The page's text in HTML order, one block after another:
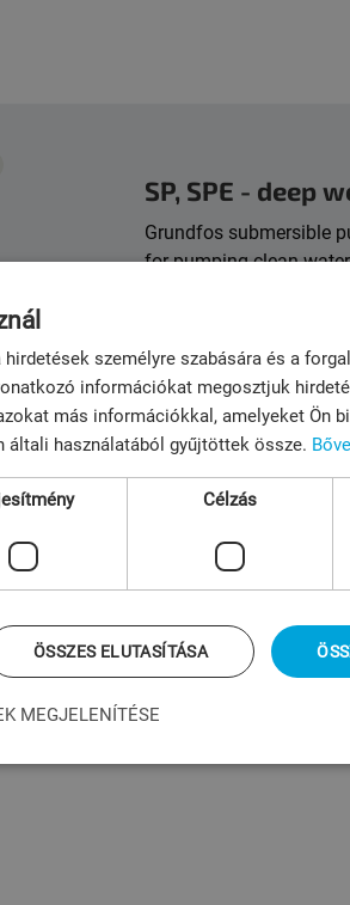
SP, SPE - deep
Grundfos submersible
for pumping clean
horizontally. Made of
Operating range
Qmax: 290 m3/h
Hmax: 672 m
Max. operating
Tmax: up to 90°C
személyre szabására és a
információkat megosztjuk
más információkkal, amelyeket Ön
általi használatából gyűjtöttek össze.
Célzás
ÖSSZES ELUTASÍTÁSA
MEGJELENÍTÉSE